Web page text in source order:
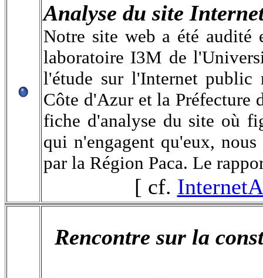
Analyse du site
Notre site web a été
laboratoire I3M de
l'étude sur l'Internet public
Côte d'Azur et la Préfecture
fiche d'analyse du site où
qui n'engagent qu'eux,
par la Région Paca. Le
[ cf.
Rencontre sur la